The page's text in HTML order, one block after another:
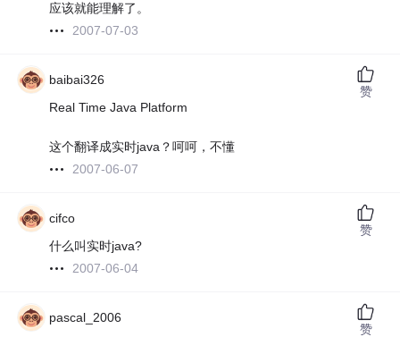
应该就能理解了。
2007-07-03
baibai326
Real Time Java Platform
这个翻译成实时java？呵呵，不懂
2007-06-07
赞
cifco
什么叫实时java?
2007-06-04
赞
pascal_2006
赞